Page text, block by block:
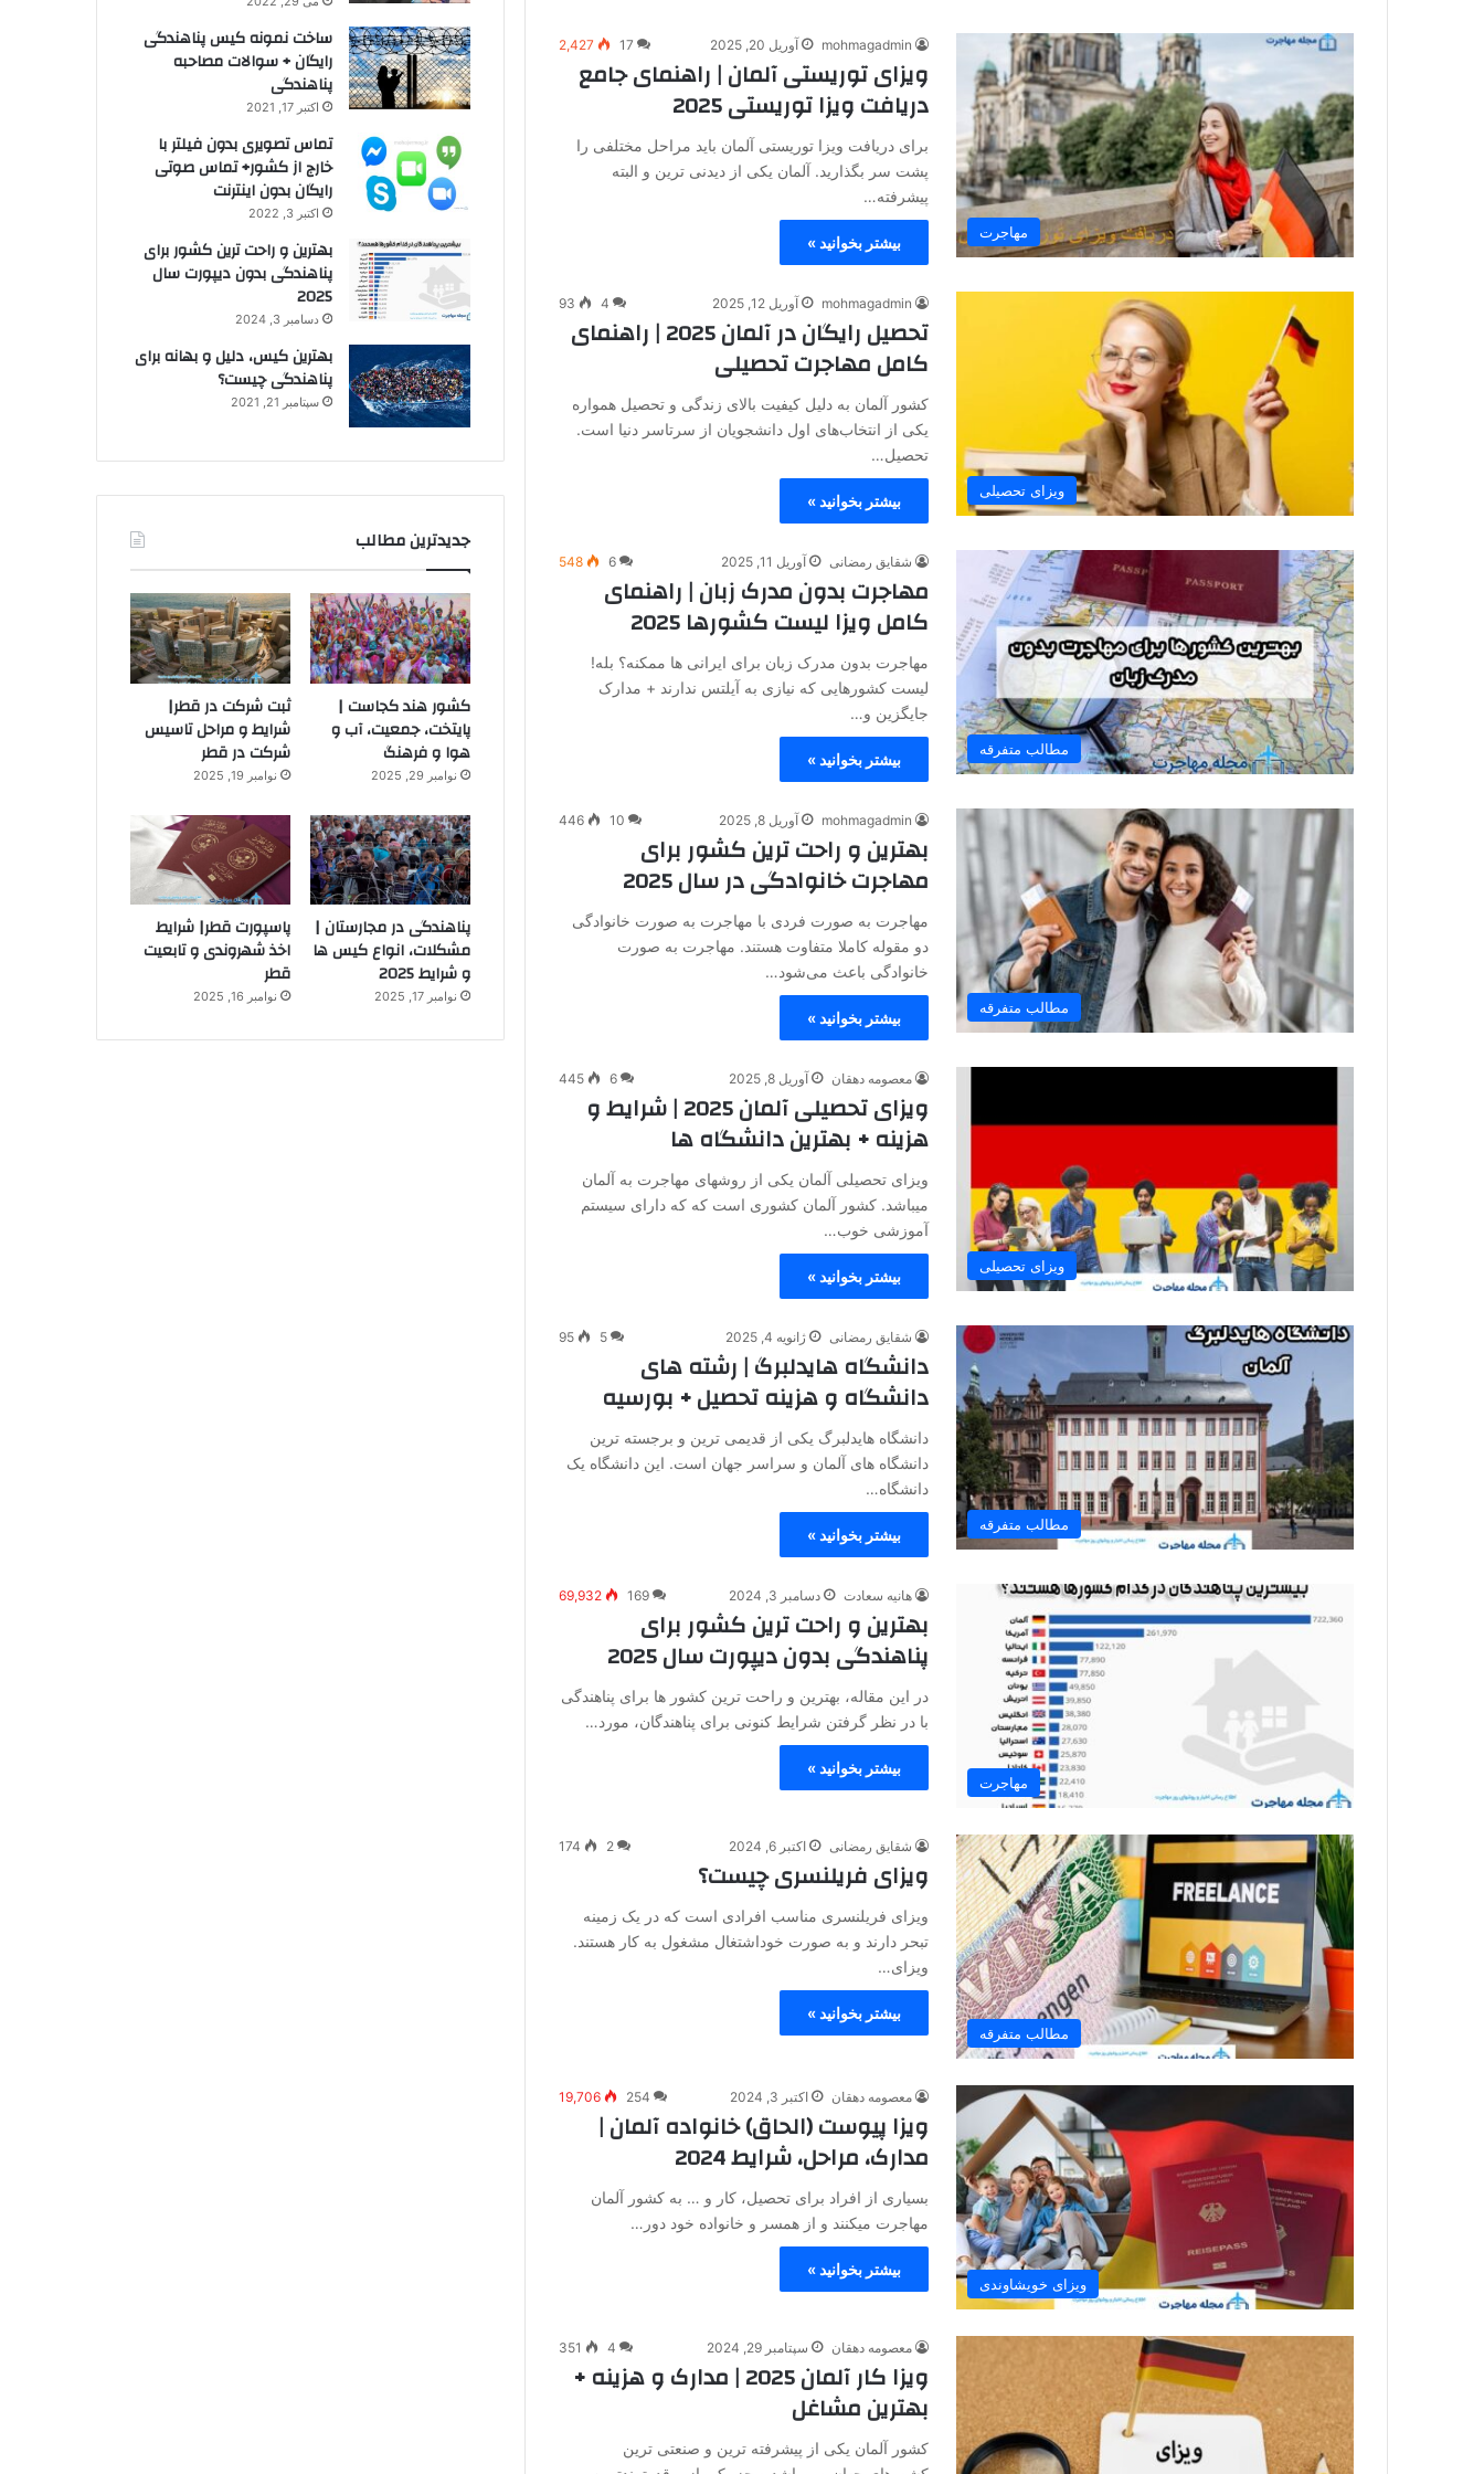
مهاجرت
mohmagadmin آوریل 20, 2025 17
2,427
ویزای توریستی آلمان | راهنمای جامع
دریافت ویزا توریستی 2025
برای دریافت ویزا توریستی آلمان باید مراحل مختلفی را
پشت سر بگذارید. آلمان یکی از دیدنی ترین و البته
پیشرفته…
بیشتر بخوانید »
ویزای تحصیلی
mohmagadmin آوریل 12, 2025 4
93
تحصیل رایگان در آلمان 2025 | راهنمای
کامل مهاجرت تحصیلی
کشور آلمان به دلیل کیفیت بالای زندگی و تحصیل همواره
یکی از انتخاب‌های اول دانشجویان از سرتاسر دنیا است.
تحصیل…
بیشتر بخوانید »
مطالب متفرقه
شقایق رمضانی آوریل 11, 2025 6
548
مهاجرت بدون مدرک زبان | راهنمای
کامل ویزا لیست کشورها 2025
مهاجرت بدون مدرک زبان برای ایرانی‌ ها ممکنه؟ بله!
لیست کشورهایی که نیازی به آیلتس ندارند + مدارک
جایگزین و…
بیشتر بخوانید »
مطالب متفرقه
mohmagadmin آوریل 8, 2025 10
446
بهترین و راحت ترین کشور برای
مهاجرت خانوادگی در سال 2025
مهاجرت به صورت فردی با مهاجرت به صورت خانوادگی
دو مقوله کاملا متفاوت هستند. مهاجرت به صورت
خانوادگی باعث می‌شود…
بیشتر بخوانید »
ویزای تحصیلی
معصومه دهقان آوریل 8, 2025 6
445
ویزای تحصیلی آلمان 2025 | شرایط و
هزینه + بهترین دانشگاه ها
ویزای تحصیلی آلمان یکی از روشهای مهاجرت به آلمان
میباشد. کشور آلمان کشوری است که که دارای سیستم
آموزشی خوب…
بیشتر بخوانید »
مطالب متفرقه
شقایق رمضانی ژانویه 4, 2025 5
95
دانشگاه هایدلبرگ | رشته های
دانشگاه و هزینه تحصیل + بورسیه
دانشگاه هایدلبرگ یکی از قدیمی ترین و برجسته ترین
دانشگاه های آلمان و سراسر جهان است. این دانشگاه یک
دانشگاه…
بیشتر بخوانید »
مهاجرت
هانیه سعادت دسامبر 3, 2024 169
69,932
بهترین و راحت ترین کشور برای
پناهندگی بدون دیپورت سال 2025
در این مقاله، بهترین و راحت ترین کشور ها برای پناهندگی
با در نظر گرفتن شرایط کنونی برای پناهندگان، مورد…
بیشتر بخوانید »
مطالب متفرقه
شقایق رمضانی اکتبر 6, 2024 2
174
ویزای فریلنسری چیست؟
ویزای فریلنسری مناسب افرادی است که در یک زمینه
تبحر دارند و به صورت خوداشتغال مشغول به کار هستند.
ویزای…
بیشتر بخوانید »
ویزای خویشاوندی
معصومه دهقان اکتبر 3, 2024 254
19,706
ویزا پیوست (الحاق) خانواده آلمان |
مدارک، مراحل، شرایط 2024
بسیاری از افراد برای تحصیل، کار و … به کشور آلمان
مهاجرت میکنند و از همسر و خانواده خود دور…
بیشتر بخوانید »
معصومه دهقان سپتامبر 29, 2024 4
351
ویزا کار آلمان 2025 | مدارک و هزینه +
بهترین مشاغل
کشور آلمان یکی از پیشرفته ترین و صنعتی ترین
ساخت نمونه کیس پناهندگی
رایگان + سوالات مصاحبه
پناهندگی
اکتبر 17, 2021
تماس تصویری بدون فیلتر با
خارج از کشور+ تماس صوتی
رایگان بدون اینترنت
اکتبر 3, 2022
بهترین و راحت ترین کشور برای
پناهندگی بدون دیپورت سال
2025
دسامبر 3, 2024
بهترین کیس، دلیل و بهانه برای
پناهندگی چیست؟
سپتامبر 21, 2021
جدیدترین مطالب
کشور هند کجاست |
پایتخت، جمعیت، آب و
هوا و فرهنگ
نوامبر 29, 2025
ثبت شرکت در قطر|
شرایط و مراحل تاسیس
شرکت در قطر
نوامبر 19, 2025
پناهندگی در مجارستان |
مشکلات، انواع کیس ها
و شرایط 2025
نوامبر 17, 2025
پاسپورت قطر| شرایط
اخذ شهروندی و تابعیت
قطر
نوامبر 16, 2025